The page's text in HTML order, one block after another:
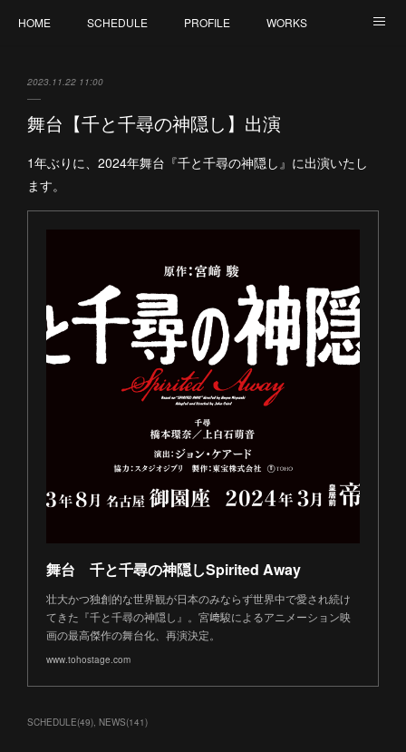
HOME SCHEDULE PROFILE WORKS
2023.11.22 11:00
舞台【千と千尋の神隠し】出演
1年ぶりに、2024年舞台『千と千尋の神隠し』に出演いたし
ます。
舞台 千と千尋の神隠しSpirited Away
壮大かつ独創的な世界観が日本のみならず世界中で愛され続け
てきた『千と千尋の神隠し』。宮﨑駿によるアニメーション映
画の最高傑作の舞台化、再演決定。
www.tohostage.com
SCHEDULE(49) NEWS(141)